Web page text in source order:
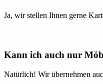
Ja, wir stellen Ihnen gerne
Kann ich auch nur
Natürlich! Wir übernehmen